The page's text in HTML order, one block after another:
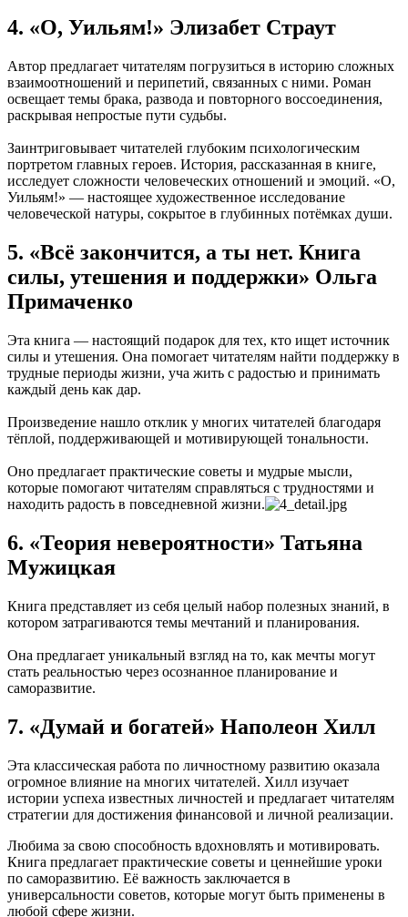
4. «О, Уильям!» Элизабет Страут
Автор предлагает читателям погрузиться в историю сложных
взаимоотношений и перипетий, связанных с ними. Роман
освещает темы брака, развода и повторного воссоединения,
раскрывая непростые пути судьбы.
Заинтриговывает читателей глубоким психологическим
портретом главных героев. История, рассказанная в книге,
исследует сложности человеческих отношений и эмоций. «О,
Уильям!» — настоящее художественное исследование
человеческой натуры, сокрытое в глубинных потёмках души.
5. «Всё закончится, а ты нет. Книга
силы, утешения и поддержки» Ольга
Примаченко
Эта книга — настоящий подарок для тех, кто ищет источник
силы и утешения. Она помогает читателям найти поддержку в
трудные периоды жизни, уча жить с радостью и принимать
каждый день как дар.
Произведение нашло отклик у многих читателей благодаря
тёплой, поддерживающей и мотивирующей тональности.
Оно предлагает практические советы и мудрые мысли,
которые помогают читателям справляться с трудностями и
находить радость в повседневной жизни.
6. «Теория невероятности» Татьяна
Мужицкая
Книга представляет из себя целый набор полезных знаний, в
котором затрагиваются темы мечтаний и планирования.
Она предлагает уникальный взгляд на то, как мечты могут
стать реальностью через осознанное планирование и
саморазвитие.
7. «Думай и богатей» Наполеон Хилл
Эта классическая работа по личностному развитию оказала
огромное влияние на многих читателей. Хилл изучает
истории успеха известных личностей и предлагает читателям
стратегии для достижения финансовой и личной реализации.
Любима за свою способность вдохновлять и мотивировать.
Книга предлагает практические советы и ценнейшие уроки
по саморазвитию. Её важность заключается в
универсальности советов, которые могут быть применены в
любой сфере жизни.